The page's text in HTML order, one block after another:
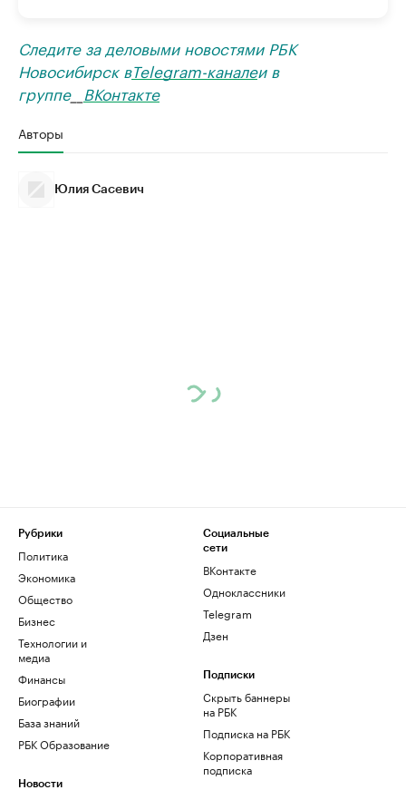
Следите за деловыми новостями РБК
Новосибирск вTelegram-каналеи в
группе__ ВКонтакте
Авторы
Юлия Сасевич
Рубрики
Политика
Экономика
Общество
Бизнес
Технологии и
медиа
Финансы
Биографии
База знаний
РБК Образование
Новости
Социальные
сети
ВКонтакте
Одноклассники
Telegram
Дзен
Подписки
Скрыть баннеры
на РБК
Подписка на РБК
Корпоративная
подписка